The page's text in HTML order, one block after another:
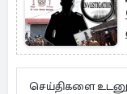
செய்திகளை